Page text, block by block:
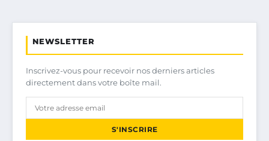
NEWSLETTER
Inscrivez-vous pour recevoir nos derniers articles
directement dans votre boîte mail.
S'INSCRIRE